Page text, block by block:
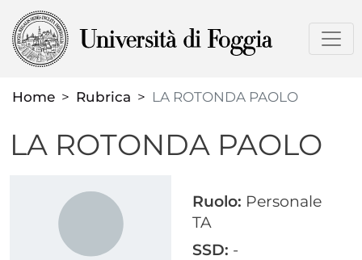
al
contenuto
Home
Rubrica LA ROTONDA PAOLO
LA ROTONDA PAOLO
Ruolo: Personale
TA
SSD: -